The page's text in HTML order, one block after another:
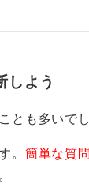
しよう
とも多いでし
。 簡単な質
。